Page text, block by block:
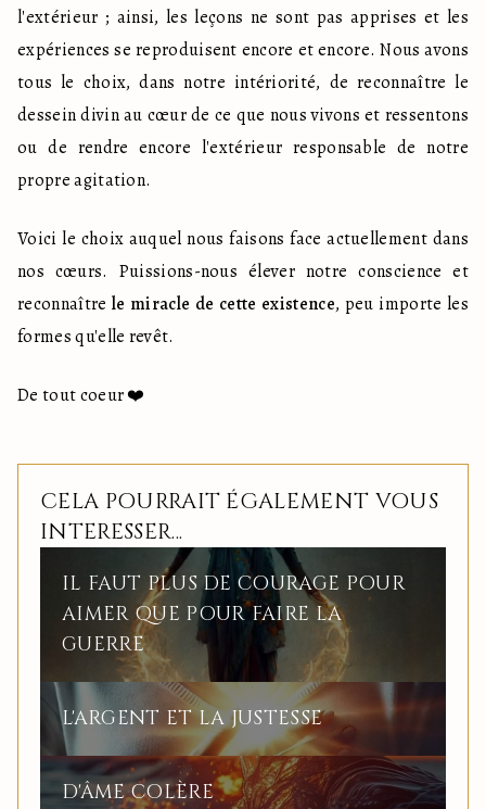
l'extérieur ; ainsi, les leçons ne sont pas apprises et les
expériences se reproduisent encore et encore. Nous avons
tous le choix, dans notre intériorité, de reconnaître le
dessein divin au cœur de ce que nous vivons et ressentons
ou de rendre encore l'extérieur responsable de notre
propre agitation.
Voici le choix auquel nous faisons face actuellement dans
nos cœurs. Puissions-nous élever notre conscience et
reconnaître le miracle de cette existence, peu importe les
formes qu'elle revêt.
De tout coeur ❤️
CELA POURRAIT ÉGALEMENT VOUS
INTERESSER...
IL FAUT PLUS DE COURAGE POUR
AIMER QUE POUR FAIRE LA
GUERRE
L'ARGENT ET LA JUSTESSE
D'ÂME COLÈRE